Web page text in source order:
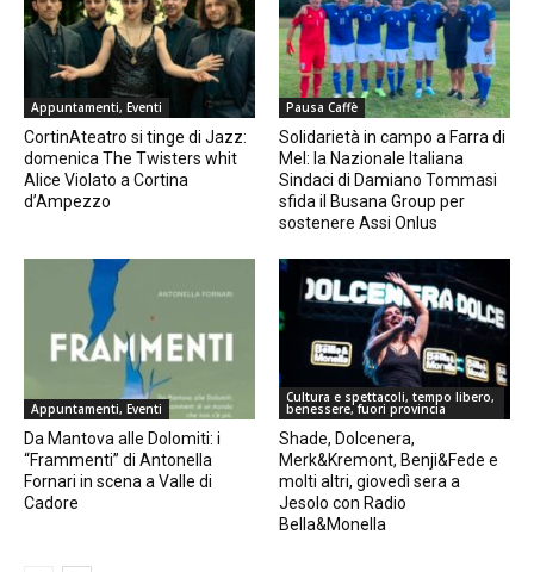
Appuntamenti, Eventi
CortinAteatro si tinge di Jazz:
domenica The Twisters whit
Alice Violato a Cortina
d’Ampezzo
Pausa Caffè
Solidarietà in campo a Farra di
Mel: la Nazionale Italiana
Sindaci di Damiano Tommasi
sfida il Busana Group per
sostenere Assi Onlus
Appuntamenti, Eventi
Da Mantova alle Dolomiti: i
“Frammenti” di Antonella
Fornari in scena a Valle di
Cadore
Cultura e spettacoli, tempo libero,
benessere, fuori provincia
Shade, Dolcenera,
Merk&Kremont, Benji&Fede e
molti altri, giovedì sera a
Jesolo con Radio
Bella&Monella